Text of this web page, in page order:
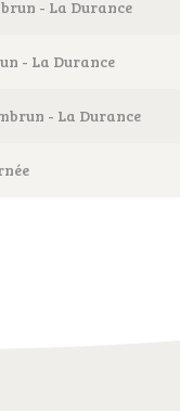
- La Durance
- La Durance
- La Durance